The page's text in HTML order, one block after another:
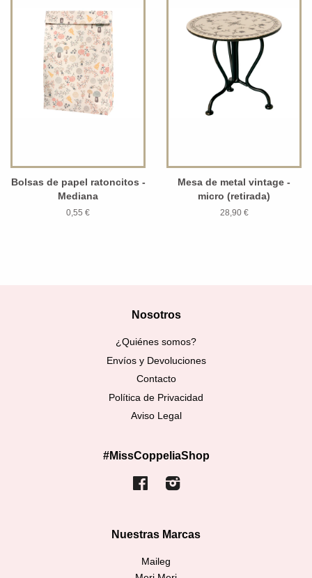
Bolsas de papel ratoncitos -
Mediana
0,55 €
Mesa de metal vintage -
micro (retirada)
28,90 €
Nosotros
¿Quiénes somos?
Envíos y Devoluciones
Contacto
Política de Privacidad
Aviso Legal
#MissCoppeliaShop
FacebookInstagram
Nuestras Marcas
Maileg